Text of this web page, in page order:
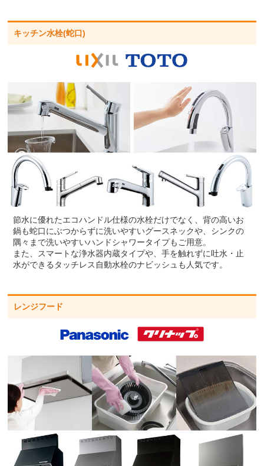
キッチン水栓(蛇口)
節水に優れたエコハンドル仕様の水栓だけでなく、背の高いお
鍋も蛇口にぶつからずに洗いやすいグースネックや、シンクの
隅々まで洗いやすいハンドシャワータイプもご用意。
また、スマートな浄水器内蔵タイプや、手を触れずに吐水・止
水ができるタッチレス自動水栓のナビッシュも人気です。
レンジフード